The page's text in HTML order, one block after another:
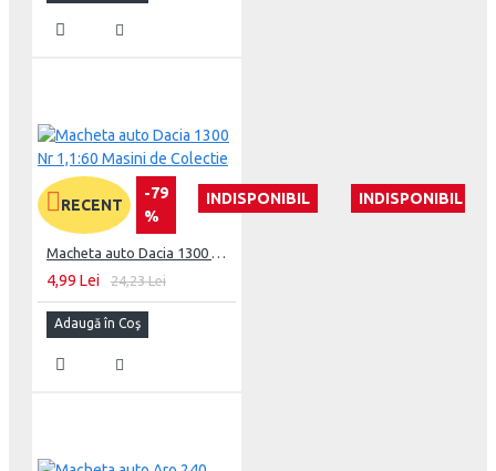
RECENT
-79
%
INDISPONIBIL INDISPONIBIL
4,99 Lei 24,23 Lei
Adaugă în Coş